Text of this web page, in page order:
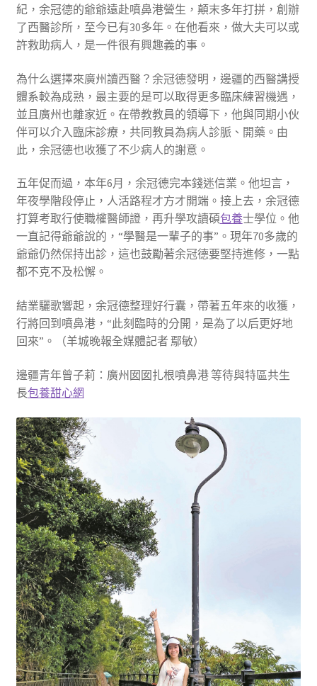
紀，余冠德的爺爺遠赴噴鼻港營生，顛末多年打拼，創辦
了西醫診所，至今已有30多年。在他看來，做大夫可以或
許救助病人，是一件很有興趣義的事。
為什么選擇來廣州讀西醫？余冠德發明，邊疆的西醫講授
體系較為成熟，最主要的是可以取得更多臨床練習機遇，
並且廣州也離家近。在帶教教員的領導下，他與同期小伙
伴可以介入臨床診療，共同教員為病人診脈、開藥。由
此，余冠德也收獲了不少病人的謝意。
五年促而過，本年6月，余冠德完本錢迷信業。他坦言，
年夜學階段停止，人活路程才方才開端。接上去，余冠德
打算考取行使職權醫師證，再升學攻讀碩包養士學位。他
一直記得爺爺說的，“學醫是一輩子的事”。現年70多歲的
爺爺仍然保持出診，這也鼓勵著余冠德要堅持進修，一點
都不克不及松懈。
結業驪歌響起，余冠德整理好行囊，帶著五年來的收獲，
行將回到噴鼻港，“此刻臨時的分開，是為了以后更好地
回來”。（羊城晚報全媒體記者 鄢敏）
邊疆青年曾子莉：廣州囡囡扎根噴鼻港 等待與特區共生
長包養甜心網